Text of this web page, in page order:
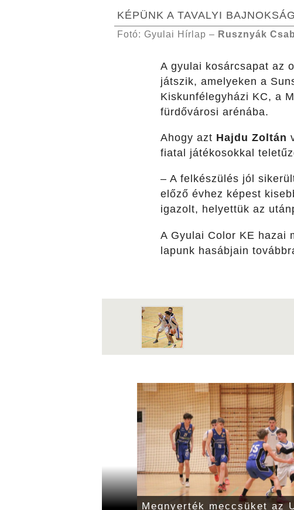
KÉPÜNK A TAVALYI
Fotó: Gyulai Hírlap – Rusznyák
A gyulai kosárcsapat az
játszik, amelyeken a
Kiskunfélegyházi KC, a
fürdővárosi arénába.
Ahogy azt Hajdu Zoltán
fiatal játékosokkal
– A felkészülés jól
előző évhez képest
igazolt, helyettük az
A Gyulai Color KE hazai
lapunk hasábjain
Megnyerték meccsüket az